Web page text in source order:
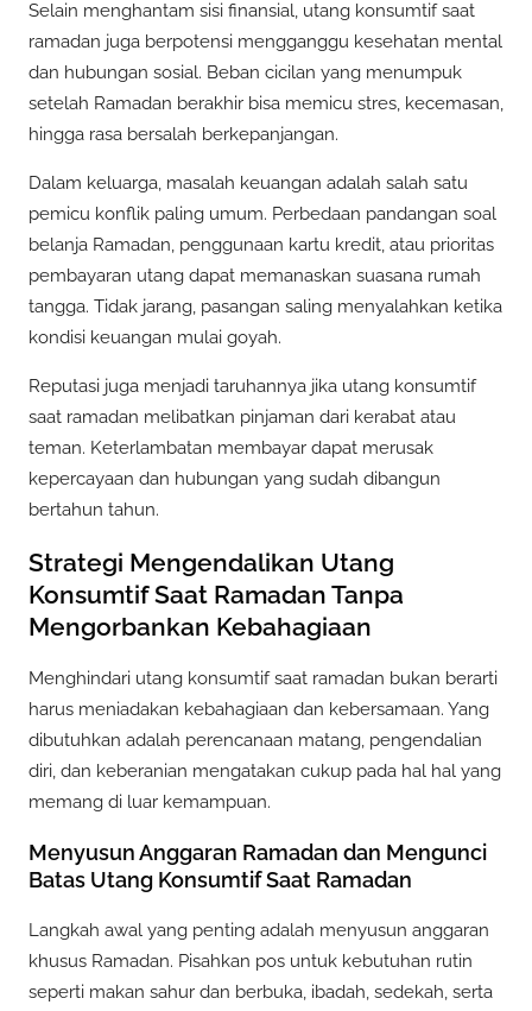
Selain menghantam sisi finansial, utang konsumtif saat
ramadan juga berpotensi mengganggu kesehatan mental
dan hubungan sosial. Beban cicilan yang menumpuk
setelah Ramadan berakhir bisa memicu stres, kecemasan,
hingga rasa bersalah berkepanjangan.
Dalam keluarga, masalah keuangan adalah salah satu
pemicu konflik paling umum. Perbedaan pandangan soal
belanja Ramadan, penggunaan kartu kredit, atau prioritas
pembayaran utang dapat memanaskan suasana rumah
tangga. Tidak jarang, pasangan saling menyalahkan ketika
kondisi keuangan mulai goyah.
Reputasi juga menjadi taruhannya jika utang konsumtif
saat ramadan melibatkan pinjaman dari kerabat atau
teman. Keterlambatan membayar dapat merusak
kepercayaan dan hubungan yang sudah dibangun
bertahun tahun.
Strategi Mengendalikan Utang
Konsumtif Saat Ramadan Tanpa
Mengorbankan Kebahagiaan
Menghindari utang konsumtif saat ramadan bukan berarti
harus meniadakan kebahagiaan dan kebersamaan. Yang
dibutuhkan adalah perencanaan matang, pengendalian
diri, dan keberanian mengatakan cukup pada hal hal yang
memang di luar kemampuan.
Menyusun Anggaran Ramadan dan Mengunci
Batas Utang Konsumtif Saat Ramadan
Langkah awal yang penting adalah menyusun anggaran
khusus Ramadan. Pisahkan pos untuk kebutuhan rutin
seperti makan sahur dan berbuka, ibadah, sedekah, serta